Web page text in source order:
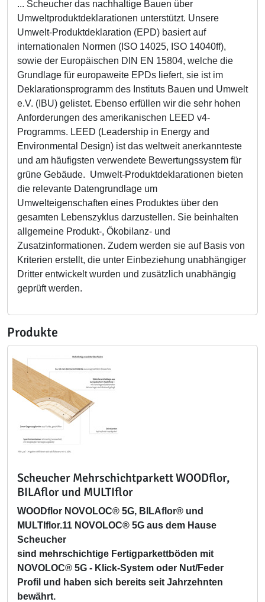
... Scheucher das nachhaltige Bauen über
Umweltproduktdeklarationen unterstützt. Unsere
Umwelt-Produktdeklaration (EPD) basiert auf
internationalen Normen (ISO 14025, ISO 14040ff),
sowie der Europäischen DIN EN 15804, welche die
Grundlage für europaweite EPDs liefert, sie ist im
Deklarationsprogramm des Instituts Bauen und Umwelt
e.V. (IBU) gelistet. Ebenso erfüllen wir die sehr hohen
Anforderungen des amerikanischen LEED v4-
Programms. LEED (Leadership in Energy and
Environmental Design) ist das weltweit anerkannteste
und am häufigsten verwendete Bewertungssystem für
grüne Gebäude. Umwelt-Produktdeklarationen bieten
die relevante Datengrundlage um
Umwelteigenschaften eines Produktes über den
gesamten Lebenszyklus darzustellen. Sie beinhalten
allgemeine Produkt-, Ökobilanz- und
Zusatzinformationen. Zudem werden sie auf Basis von
Kriterien erstellt, die unter Einbeziehung unabhängiger
Dritter entwickelt wurden und zusätzlich unabhängig
geprüft werden.
Produkte
Scheucher Mehrschichtparkett WOODflor,
BILAflor und MULTIflor
WOODflor NOVOLOC® 5G, BILAflor® und
MULTIflor.11 NOVOLOC® 5G aus dem Hause
Scheucher
sind mehrschichtige Fertigparkettböden mit
NOVOLOC® 5G - Klick-System oder Nut/Feder
Profil und haben sich bereits seit Jahrzehnten
bewährt.